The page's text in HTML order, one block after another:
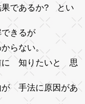
であるか? とい
きるが
らない。
知りたいと 思
手法に原因があ